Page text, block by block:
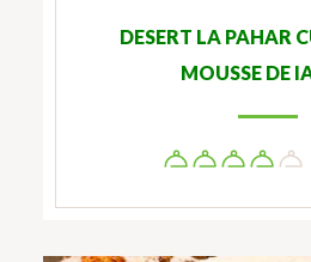
DESERT LA PAHAR
MOUSSE DE